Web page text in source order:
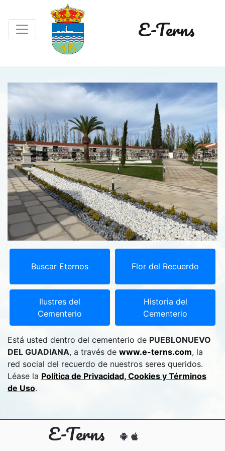
E-Terns
Buscar Eternos Flor del Recuerdo
Ilustres del
Cementerio
Historia del
Cementerio
Está usted dentro del cementerio de PUEBLONUEVO
DEL GUADIANA, a través de www.e-terns.com, la
red social del recuerdo de nuestros seres queridos.
Léase la Política de Privacidad, Cookies y Términos
de Uso.
E-Terns